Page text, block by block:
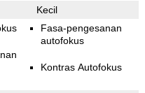
Kecil
Fasa-pengesanan
autofokus
Kontras Autofokus